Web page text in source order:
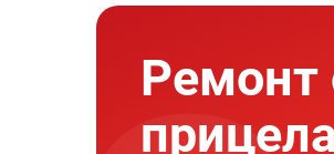
Ремонт